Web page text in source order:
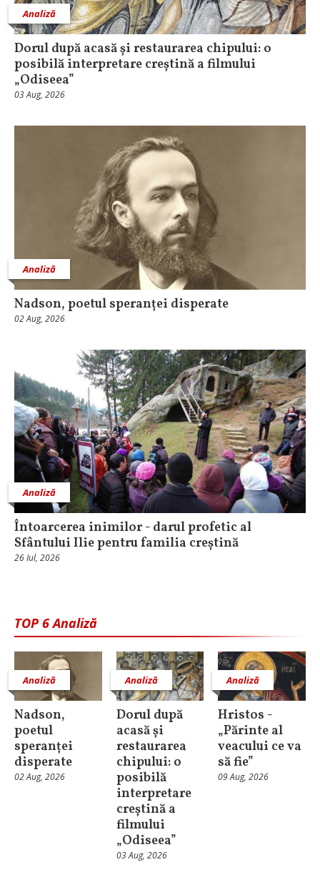
Analiză
Dorul după acasă și restaurarea chipului: o
posibilă interpretare creștină a filmului
„Odiseea”
03 Aug, 2026
Analiză
Nadson, poetul speranței disperate
02 Aug, 2026
Analiză
Întoarcerea inimilor - darul profetic al
Sfântului Ilie pentru familia creștină
26 Iul, 2026
TOP 6 Analiză
Analiză
Nadson,
poetul
speranței
disperate
02 Aug, 2026
Analiză
Dorul după
acasă și
restaurarea
chipului: o
posibilă
interpretare
creștină a
filmului
„Odiseea”
03 Aug, 2026
Analiză
Hristos -
„Părinte al
veacului ce va
să fie”
09 Aug, 2026